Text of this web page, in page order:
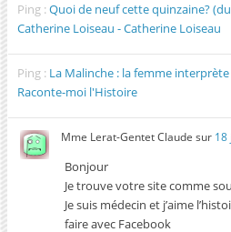
Ping :Quoi de neuf cette quinzaine?
Catherine Loiseau - Catherine Loiseau
Ping : La Malinche : la femme
Raconte-moi l'Histoire
Mme Lerat-Gentet Claude sur 18
Bonjour
Je trouve votre site comme
Je suis médecin et j’aime
faire avec Facebook